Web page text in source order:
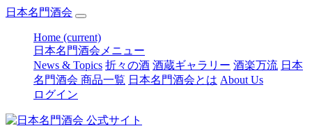
日本名門酒会
Home (current)
日本名門酒会メニュー
News & Topics 折々の酒 酒蔵ギャラリー 酒楽万流 日本
名門酒会 商品一覧 日本名門酒会とは About Us
ログイン